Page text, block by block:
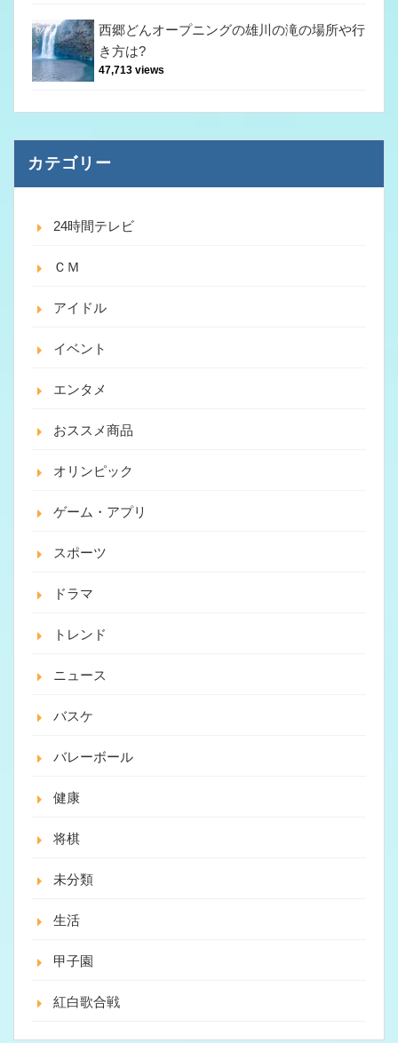
西郷どんオープニングの雄川の滝の場所や行
き方は?
47,713 views
カテゴリー
24時間テレビ
ＣＭ
アイドル
イベント
エンタメ
おススメ商品
オリンピック
ゲーム・アプリ
スポーツ
ドラマ
トレンド
ニュース
バスケ
バレーボール
健康
将棋
未分類
生活
甲子園
紅白歌合戦